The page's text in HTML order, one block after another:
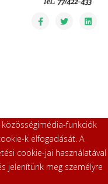
funkciók
k elfogadását. A
cookie-jai használatával
jelenítünk meg személyre